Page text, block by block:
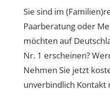
Sie sind im
Paarberatung oder
möchten auf
Nr. 1 erscheinen?
Nehmen Sie jetzt
unverbindlich Kontakt